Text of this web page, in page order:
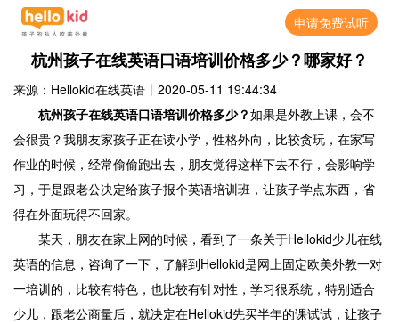
申请免费试听
杭州孩子在线英语口语培训价格多少？哪家好？
来源：Hellokid在线英语 丨 2020-05-11 19:44:34
杭州孩子在线英语口语培训价格多少？如果是外教上课，会不
会很贵？我朋友家孩子正在读小学，性格外向，比较贪玩，在家写
作业的时候，经常偷偷跑出去，朋友觉得这样下去不行，会影响学
习，于是跟老公决定给孩子报个英语培训班，让孩子学点东西，省
得在外面玩得不回家。
某天，朋友在家上网的时候，看到了一条关于Hellokid少儿在线
英语的信息，咨询了一下，了解到Hellokid是网上固定欧美外教一对
一培训的，比较有特色，也比较有针对性，学习很系统，特别适合
少儿，跟老公商量后，就决定在Hellokid先买半年的课试试，让孩子